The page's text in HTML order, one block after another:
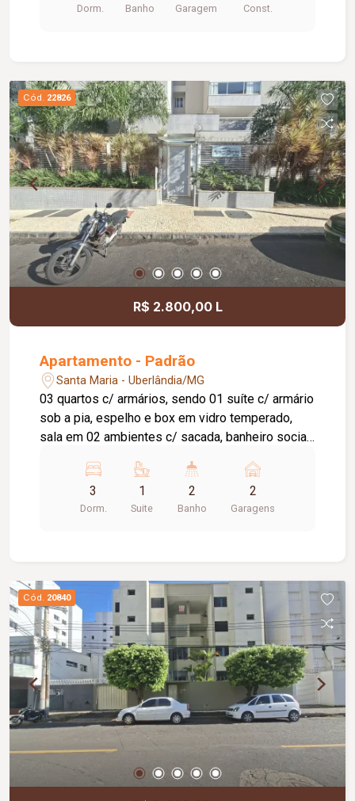
Dorm. Banho Garagem Const.
Cód. 22826
R$ 2.800,00 L
Apartamento - Padrão
Santa Maria - Uberlândia/MG
03 quartos c/ armários, sendo 01 suíte c/ armário
sob a pia, espelho e box em vidro temperado,
sala em 02 ambientes c/ sacada, banheiro social,
c/ armário, banheiro de serviço, 02 vagas de
garagem. APROX. 123m². Portaria 24 horas, salão
de festas, sala reunião, portão eletrônico,
condominio
3
Dorm.
1
Suite
2
Banho
2
Garagens
Cód. 20840